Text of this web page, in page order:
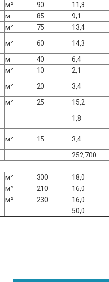
м² 90 11,8
м 85 9,1
м² 75 13,4
м² 60 14,3
м 40 6,4
м² 10 2,1
м² 20 3,4
м² 25 15,2
1,8
м² 15 3,4
252,700
м² 300 18,0
м² 210 16,0
м² 230 16,0
50,0